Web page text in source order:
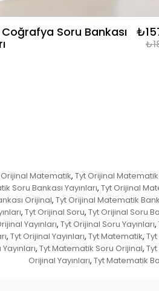
Soru Bankası
Orijinal Matematik, Tyt Orijinal
Soru Bankası Yayınları, Tyt Orijinal
Orijinal, Tyt Orijinal Matematik
, Tyt Orijinal Soru, Tyt Orijinal Soru
Yayınları, Tyt Orijinal Soru Yayınları,
, Tyt Orijinal Yayınları, Tyt Matematik,
, Tyt Matematik Soru Orijinal,
Orijinal Yayınları, Tyt Matematik